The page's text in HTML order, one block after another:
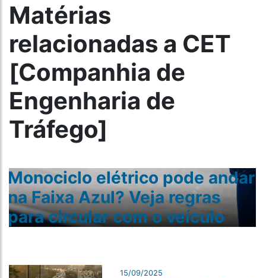
Matérias
relacionadas a CET
[Companhia de
Engenharia de
Tráfego]
Monociclo elétrico pode andar
na Faixa Azul? Veja regras
para circular com o veículo
15/09/2025